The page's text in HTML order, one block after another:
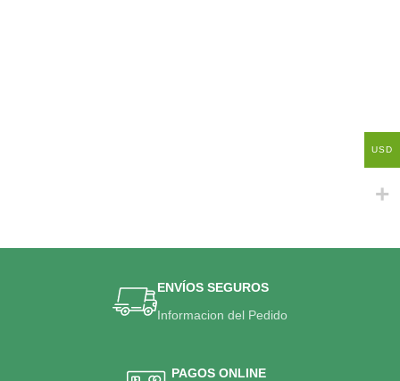
ENVÍOS SEGUROS
Informacion del Pedido
PAGOS ONLINE
USD